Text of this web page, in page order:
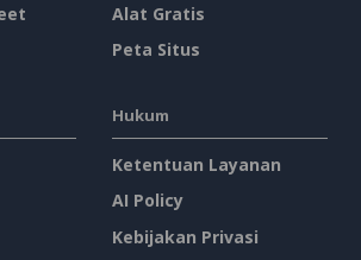
Alat Gratis
Peta Situs
Hukum
Ketentuan Layanan
AI Policy
Kebijakan Privasi